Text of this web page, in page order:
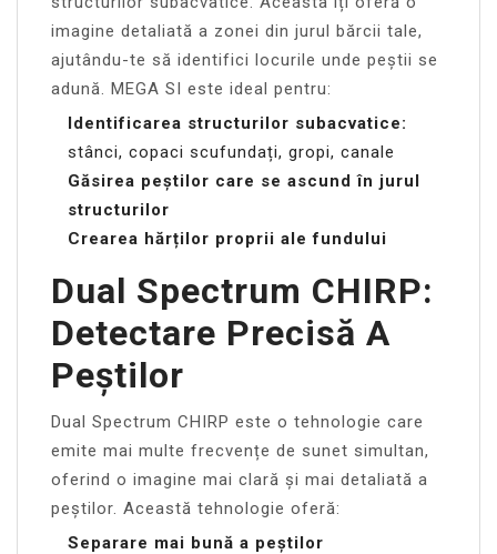
imagine detaliată a zonei din jurul bărcii tale,
ajutându-te să identifici locurile unde peștii se
adună. MEGA SI este ideal pentru:
Identificarea structurilor subacvatice:
stânci, copaci scufundați, gropi, canale
Găsirea peștilor care se ascund în jurul
structurilor
Crearea hărților proprii ale fundului
Dual Spectrum CHIRP:
Detectare Precisă A
Peștilor
Dual Spectrum CHIRP este o tehnologie care
emite mai multe frecvențe de sunet simultan,
oferind o imagine mai clară și mai detaliată a
peștilor. Această tehnologie oferă:
Separare mai bună a peștilor